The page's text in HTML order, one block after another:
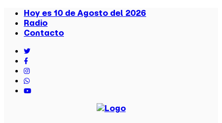
Hoy es 10 de Agosto del 2026
Radio
Contacto